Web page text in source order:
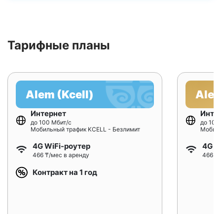
Тарифные планы
Alem (Kcell)
Интернет
до 100 Мбит/с
Мобильный трафик KCELL - Безлимит
4G WiFi-роутер
466 ₸/мес в аренду
Контракт на 1 год
до
4G
466